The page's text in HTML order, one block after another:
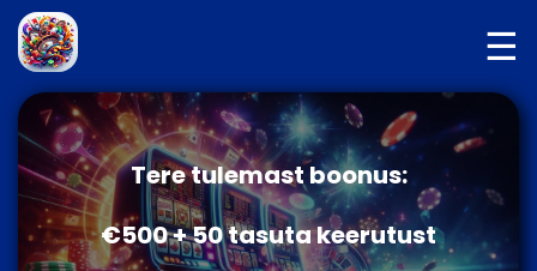
☰
Tere tulemast boonus:
€500 + 50 tasuta keerutust